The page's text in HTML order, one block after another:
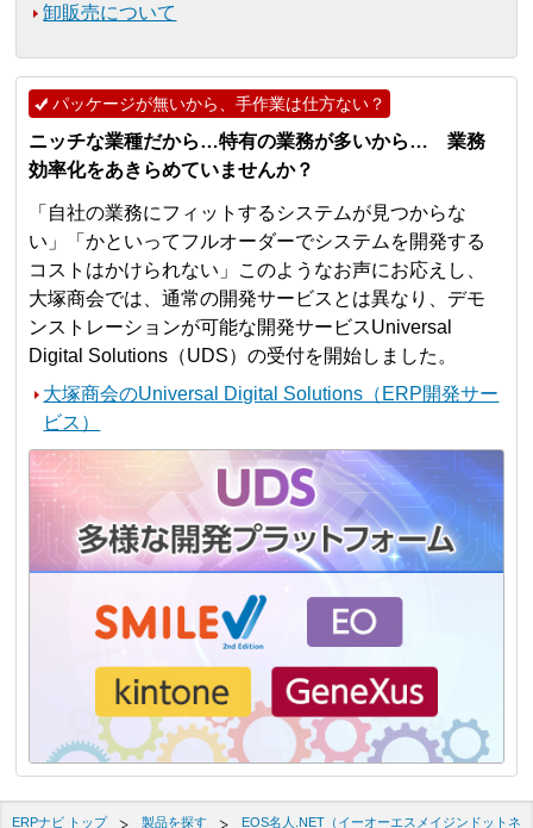
卸販売について
パッケージが無いから、手作業は仕方ない？
ニッチな業種だから…特有の業務が多いから… 業務
効率化をあきらめていませんか？
「自社の業務にフィットするシステムが見つからな
い」「かといってフルオーダーでシステムを開発する
コストはかけられない」このようなお声にお応えし、
大塚商会では、通常の開発サービスとは異なり、デモ
ンストレーションが可能な開発サービスUniversal
Digital Solutions（UDS）の受付を開始しました。
大塚商会のUniversal Digital Solutions（ERP開発サー
ビス）
ERPナビ トップ 製品を探す
EOS名人.NET（イーオーエスメイジンドットネ